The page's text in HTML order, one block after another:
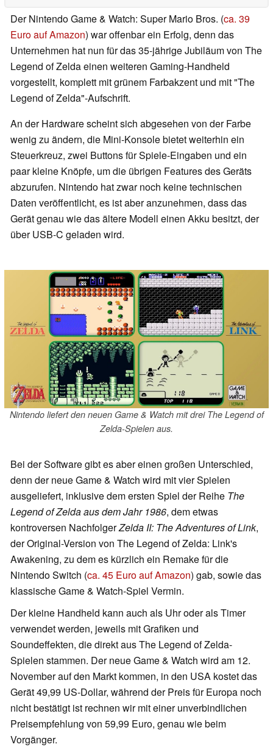
Der Nintendo Game & Watch: Super Mario Bros. (ca. 39
Euro auf Amazon) war offenbar ein Erfolg, denn das
Unternehmen hat nun für das 35-jährige Jubiläum von The
Legend of Zelda einen weiteren Gaming-Handheld
vorgestellt, komplett mit grünem Farbakzent und mit "The
Legend of Zelda"-Aufschrift.
An der Hardware scheint sich abgesehen von der Farbe
wenig zu ändern, die Mini-Konsole bietet weiterhin ein
Steuerkreuz, zwei Buttons für Spiele-Eingaben und ein
paar kleine Knöpfe, um die übrigen Features des Geräts
abzurufen. Nintendo hat zwar noch keine technischen
Daten veröffentlicht, es ist aber anzunehmen, dass das
Gerät genau wie das ältere Modell einen Akku besitzt, der
über USB-C geladen wird.
Nintendo liefert den neuen Game & Watch mit drei The Legend of
Zelda-Spielen aus.
Bei der Software gibt es aber einen großen Unterschied,
denn der neue Game & Watch wird mit vier Spielen
ausgeliefert, inklusive dem ersten Spiel der Reihe The
Legend of Zelda aus dem Jahr 1986, dem etwas
kontroversen NachfolgerZelda II: The Adventures of Link,
der Original-Version von The Legend of Zelda: Link's
Awakening, zu dem es kürzlich ein Remake für die
Nintendo Switch (ca. 45 Euro auf Amazon) gab, sowie das
klassische Game & Watch-Spiel Vermin.
Der kleine Handheld kann auch als Uhr oder als Timer
verwendet werden, jeweils mit Grafiken und
Soundeffekten, die direkt aus The Legend of Zelda-
Spielen stammen. Der neue Game & Watch wird am 12.
November auf den Markt kommen, in den USA kostet das
Gerät 49,99 US-Dollar, während der Preis für Europa noch
nicht bestätigt ist rechnen wir mit einer unverbindlichen
Preisempfehlung von 59,99 Euro, genau wie beim
Vorgänger.